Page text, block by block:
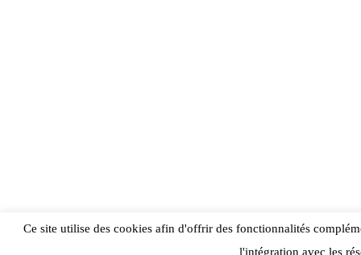
Ce site utilise des cookies afin d'offrir des fonctionnalités
l'intégration avec les